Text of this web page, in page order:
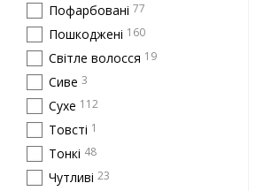
Пофарбовані 77
Пошкоджені 160
Світле волосся 19
Сиве 3
Сухе 112
Товсті 1
Тонкі 48
Чутливі 23